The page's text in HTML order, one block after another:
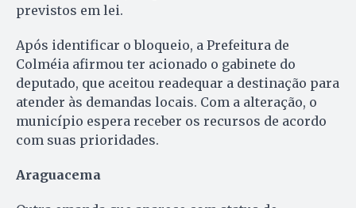
previstos em lei.
Após identificar o bloqueio, a Prefeitura de
Colméia afirmou ter acionado o gabinete do
deputado, que aceitou readequar a destinação para
atender às demandas locais. Com a alteração, o
município espera receber os recursos de acordo
com suas prioridades.
Araguacema